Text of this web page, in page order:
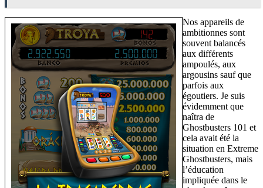
Nos appareils de
ambitionnes sont
souvent balancés
aux différents
ampoulés, aux
argousins sauf que
parfois aux
égoutiers. Je suis
évidemment que
naîtra de
Ghostbusters 101 et
cela avait été la
situation en Extreme
Ghostbusters, mais
l’éducation
impliquée dans le